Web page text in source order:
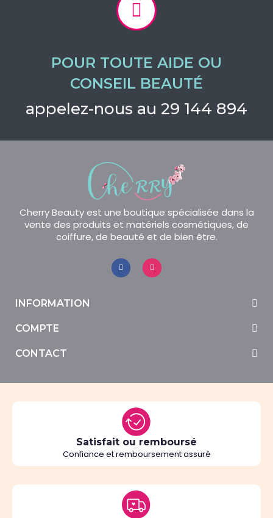
POUR TOUTE AIDE OU
CONSEIL BEAUTÉ
appelez-nous au 29 144 894
Cherry Beauty est une boutique spécialisée dans la
vente des produits et matériels cosmétiques, de
coiffure, de beauté et de bien être.
INFORMATION
COMPTE
CONTACT
Satisfait ou remboursé
Confiance et remboursement assuré